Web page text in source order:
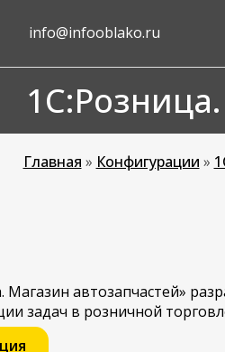
info@infooblako.ru
Главная » Конфигурации »
Магазин автозапчастей»
задач в розничной